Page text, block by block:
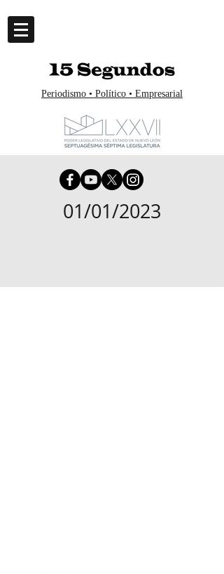
Periodismo • Político • Empresarial
01/01/2023